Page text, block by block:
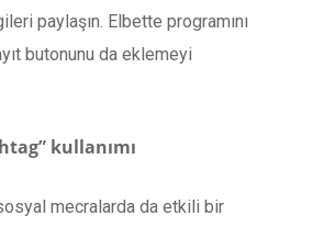
paylaşın. Elbette programını
butonunu da eklemeyi
kullanımı
mecralarda da etkili bir